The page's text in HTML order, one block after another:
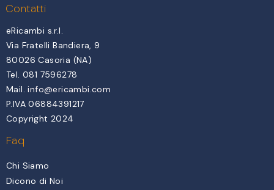
Contatti
eRicambi s.r.l.
Via Fratelli Bandiera, 9
80026 Casoria (NA)
Tel. 081 7596278
Mail.info@ericambi.com
P.IVA 06884391217
Copyright 2024
Faq
Chi Siamo
Dicono di Noi